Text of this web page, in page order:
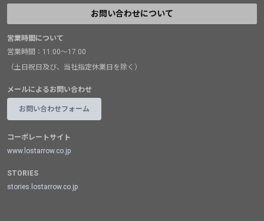
お問い合わせについて
営業時間について
営業時間：11:00～17:00
（土日祝日及び、当社指定休業日を除く）
メールによるお問い合わせ
お問い合わせフォーム
コーポレートサイト
www.lostarrow.co.jp
STORIES
stories.lostarrow.co.jp